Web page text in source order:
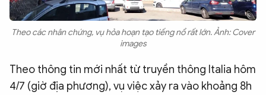
Video Ảnh
Infographic
Chuyên đề
Theo các nhân chứng, vụ hỏa hoạn tạo tiếng nổ rất lớn. Ảnh: Cover
images
Theo thông tin mới nhất từ truyền thông Italia hôm
4/7 (giờ địa phương), vụ việc xảy ra vào khoảng 8h